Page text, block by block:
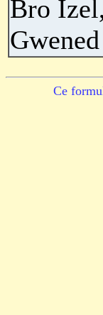
Bro
Ce